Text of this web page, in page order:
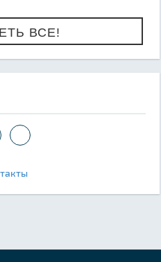
ВСЕ!